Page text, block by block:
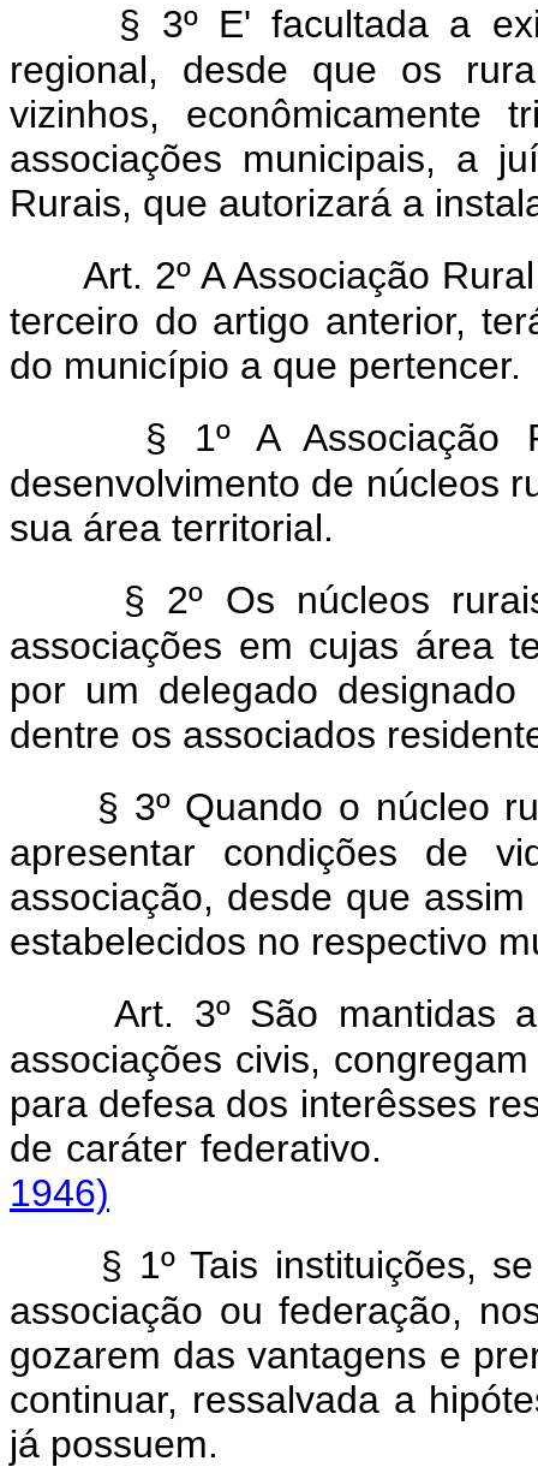
§ 3º E' facultada a
regional, desde que os
vizinhos, econômicamente
associações municipais, a
Rurais, que autorizará a
Art. 2º A Associação
terceiro do artigo anterior,
do município a que pertencer.
§ 1º A Associação
desenvolvimento de núcleos
sua área territorial.
§ 2º Os núcleos
associações em cujas área
por um delegado
dentre os associados
§ 3º Quando o núcleo
apresentar condições de
associação, desde que
estabelecidos no respectivo
Art. 3º São mantidas
associações civis,
para defesa dos interêsses
de caráter
1946)
§ 1º Tais instituições,
associação ou federação,
gozarem das vantagens e
continuar, ressalvada a
já possuem.